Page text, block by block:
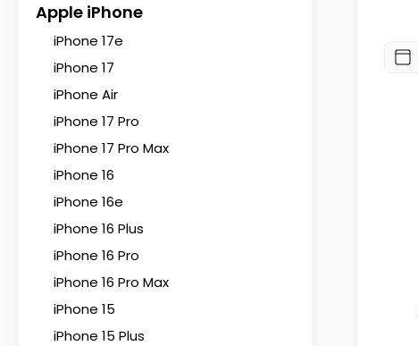
Apple iPhone
iPhone 17e
iPhone 17
iPhone Air
iPhone 17 Pro
iPhone 17 Pro Max
iPhone 16
iPhone 16e
iPhone 16 Plus
iPhone 16 Pro
iPhone 16 Pro Max
iPhone 15
iPhone 15 Plus